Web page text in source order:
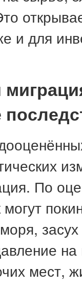
и для
По
мест,